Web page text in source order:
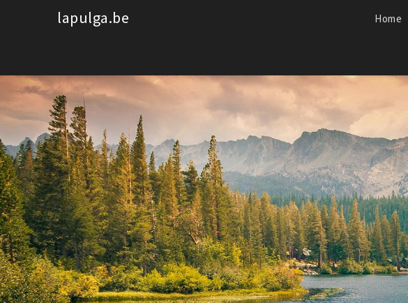
lapulga.be Home